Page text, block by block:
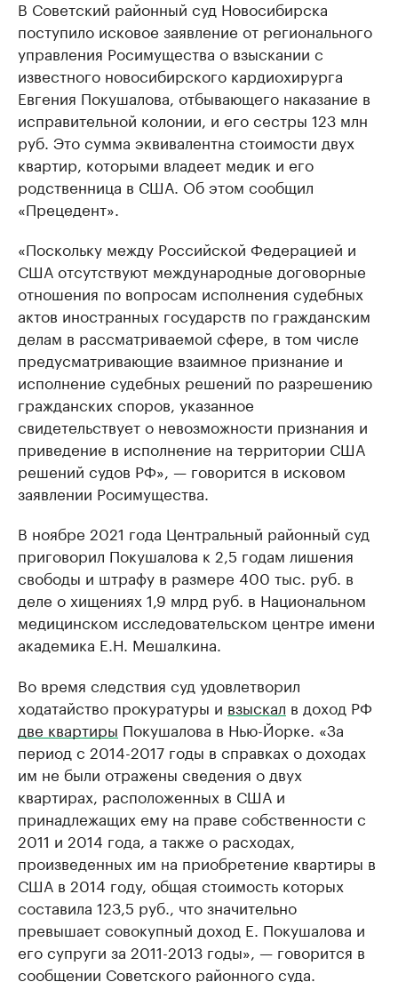
В Советский районный суд Новосибирска
поступило исковое заявление от регионального
управления Росимущества о взыскании с
известного новосибирского кардиохирурга
Евгения Покушалова, отбывающего наказание в
исправительной колонии, и его сестры 123 млн
руб. Это сумма эквивалентна стоимости двух
квартир, которыми владеет медик и его
родственница в США. Об этом сообщил
«Прецедент».
«Поскольку между Российской Федерацией и
США отсутствуют международные договорные
отношения по вопросам исполнения судебных
актов иностранных государств по гражданским
делам в рассматриваемой сфере, в том числе
предусматривающие взаимное признание и
исполнение судебных решений по разрешению
гражданских споров, указанное
свидетельствует о невозможности признания и
приведение в исполнение на территории США
решений судов РФ», — говорится в исковом
заявлении Росимущества.
В ноябре 2021 года Центральный районный суд
приговорил Покушалова к 2,5 годам лишения
свободы и штрафу в размере 400 тыс. руб. в
деле о хищениях 1,9 млрд руб. в Национальном
медицинском исследовательском центре имени
академика Е.Н. Мешалкина.
Во время следствия суд удовлетворил
ходатайство прокуратуры и взыскал в доход РФ
две квартиры Покушалова в Нью-Йорке. «За
период с 2014-2017 годы в справках о доходах
им не были отражены сведения о двух
квартирах, расположенных в США и
принадлежащих ему на праве собственности с
2011 и 2014 года, а также о расходах,
произведенных им на приобретение квартиры в
США в 2014 году, общая стоимость которых
составила 123,5 руб., что значительно
превышает совокупный доход Е. Покушалова и
его супруги за 2011-2013 годы», — говорится в
сообщении Советского районного суда.